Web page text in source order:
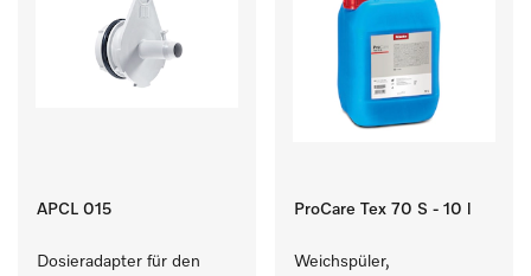
APCL 015
Dosieradapter für den
ProCare Tex 70 S - 10 l
Weichspüler,